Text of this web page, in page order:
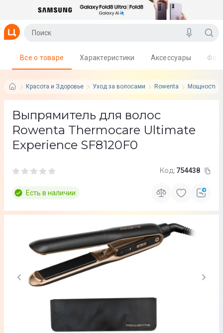
Красота и Здоровье Уход за волосами Rowenta Мощность:
Все о товаре Характеристики Аксессуары
Выпрямитель для волос
Rowenta Thermocare Ultimate
Experience SF8120F0
Код: 754438
Есть в наличии